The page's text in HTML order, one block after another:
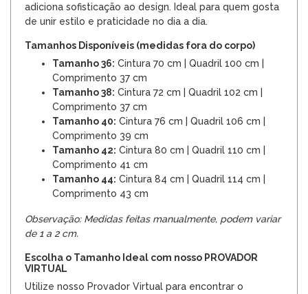
adiciona sofisticação ao design. Ideal para quem gosta
de unir estilo e praticidade no dia a dia.
Tamanhos Disponíveis (medidas fora do corpo)
Tamanho 36: Cintura 70 cm | Quadril 100 cm |
Comprimento 37 cm
Tamanho 38: Cintura 72 cm | Quadril 102 cm |
Comprimento 37 cm
Tamanho 40: Cintura 76 cm | Quadril 106 cm |
Comprimento 39 cm
Tamanho 42: Cintura 80 cm | Quadril 110 cm |
Comprimento 41 cm
Tamanho 44: Cintura 84 cm | Quadril 114 cm |
Comprimento 43 cm
Observação: Medidas feitas manualmente, podem variar
de 1 a 2 cm.
Escolha o Tamanho Ideal com nosso PROVADOR
VIRTUAL
Utilize nosso Provador Virtual para encontrar o